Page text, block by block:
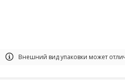
Внешний вид упаковки может